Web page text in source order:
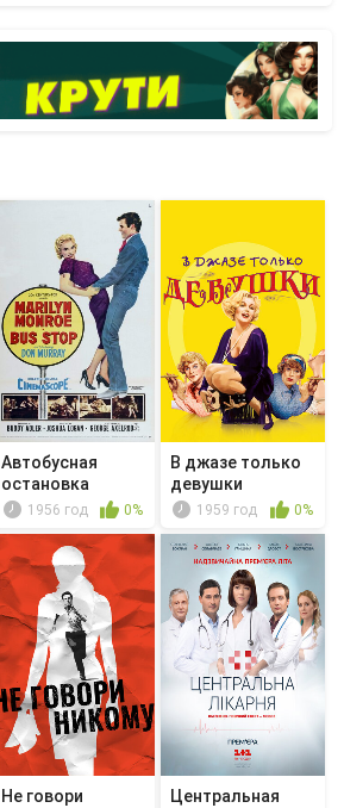
Автобусная
остановка
1956 год 0%
В джазе только
девушки
1959 год 0%
Не говори
Центральная